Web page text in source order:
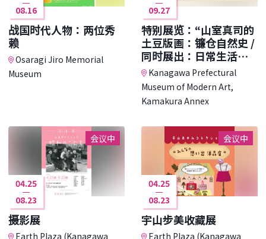
08.16
战国时代人物：两位秀
赖
Osaragi Jiro Memorial
Museum
09.27
特别展览：“山室真司的
土豆版画：镰仓自然史 /
同时展出：日常生活中
的收藏”
Kanagawa Prefectural
Museum of Modern Art,
Kamakura Annex
会议中
04.25
08.23
摄影展
Earth Plaza (Kanagawa
会议中
04.25
08.23
宇山步美收藏展
Earth Plaza (Kanagawa